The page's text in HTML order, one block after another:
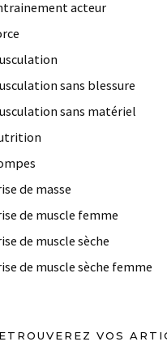
acteur
sans blessure
sans matériel
de masse
de muscle femme
de muscle sèche
de muscle sèche femme
VOS